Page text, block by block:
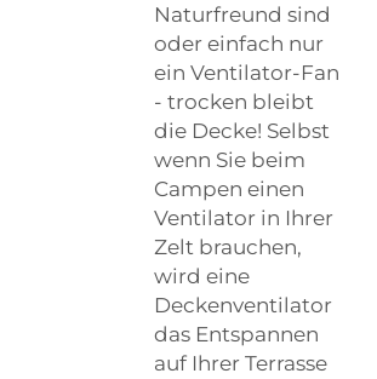
Naturfreund sind
oder einfach nur
ein Ventilator-Fan
- trocken bleibt
die Decke! Selbst
wenn Sie beim
Campen einen
Ventilator in Ihrer
Zelt brauchen,
wird eine
Deckenventilator
das Entspannen
auf Ihrer Terrasse